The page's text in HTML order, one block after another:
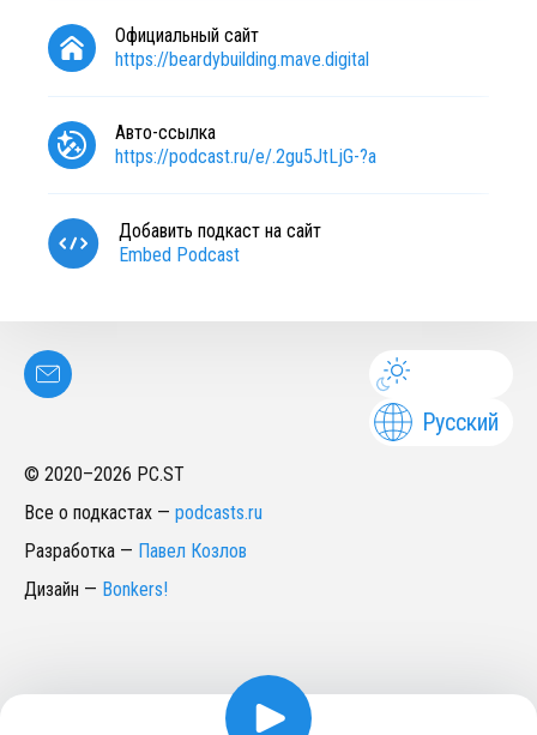
Официальный сайт
https://beardybuilding.mave.digital
Авто-ссылка
https://podcast.ru/e/.2gu5JtLjG-?a
Добавить подкаст на сайт
Embed Podcast
Русский
© 2020–2026 PC.ST
Все о подкастах — podcasts.ru
Разработка — Павел Козлов
Дизайн — Bonkers!